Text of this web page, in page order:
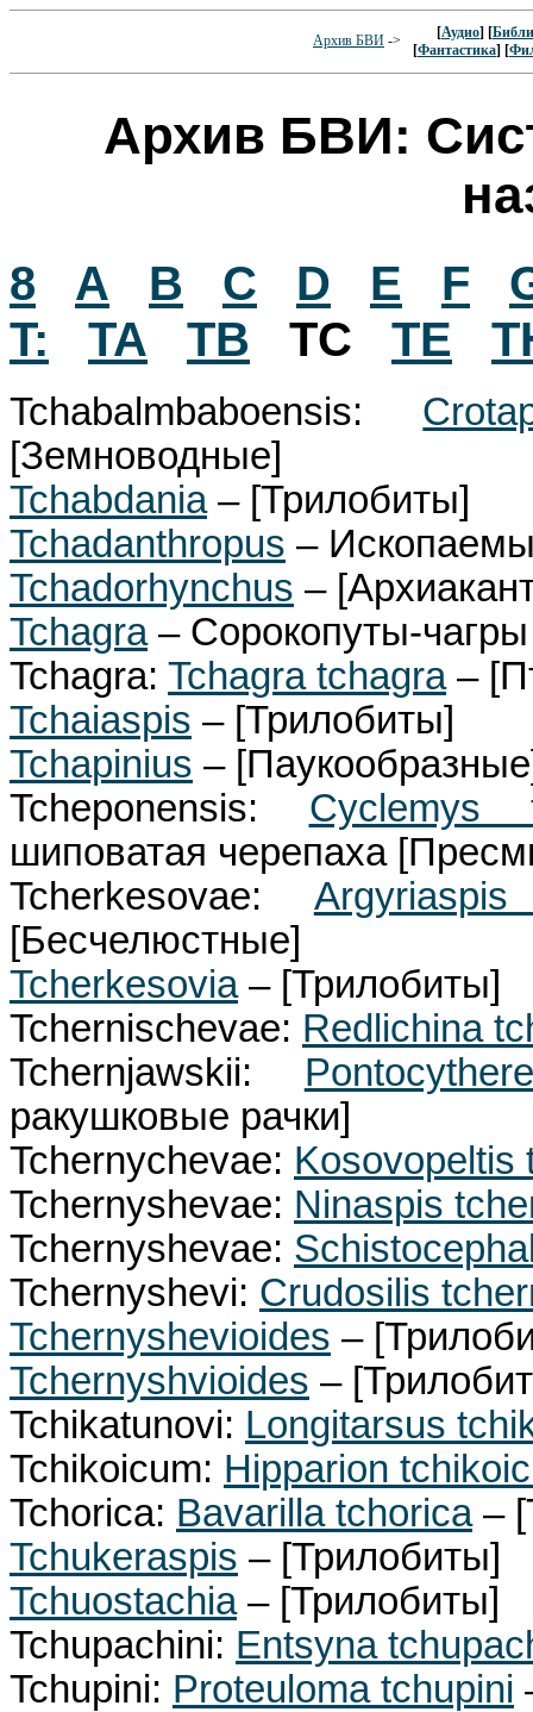
Архив БВИ -> [Аудио] [
[Фантастика] [
Архив БВИ:
8 A B C D E F
T:
TA TB TC TE
Tchabalmbaboensis:
[Земноводные]
Tchabdania– [Трилобиты]
Tchadanthropus –
Tchadorhynchus –
Tchagra– Сорокопуты-
Tchagra: Tchagra tchagra–
Tchaiaspis – [Трилобиты]
Tchapinius –
Tcheponensis: Cyclemys
шиповатая черепаха
Tcherkesovae:
[Бесчелюстные]
Tcherkesovia– [Трилобиты]
Tchernischevae: Redlichina
Tchernjawskii:
ракушковые рачки]
Tchernychevae: Kosovopeltis
Tchernyshevae: Ninaspis
Tchernyshevae:
Tchernyshevi: Crudosilis
Tchernyshevioides –
Tchernyshvioides –
Tchikatunovi: Longitarsus
Tchikoicum: Hipparion
Tchorica: Bavarilla tchorica–
Tchukeraspis – [Трилобиты]
Tchuostachia– [Трилобиты]
Tchupachini: Entsyna
Tchupini: Proteuloma tchupini